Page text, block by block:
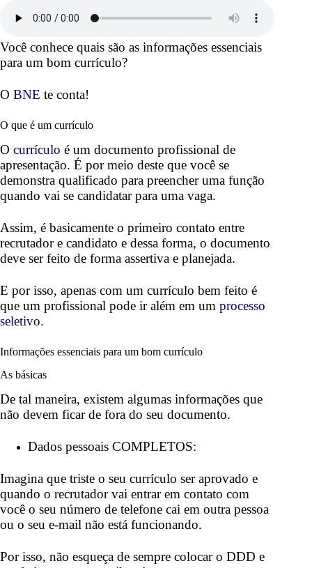
Você conhece quais são as informações essenciais
para um bom currículo?
O BNE te conta!
O que é um currículo
O currículo é um documento profissional de
apresentação. É por meio deste que você se
demonstra qualificado para preencher uma função
quando vai se candidatar para uma vaga.
Assim, é basicamente o primeiro contato entre
recrutador e candidato e dessa forma, o documento
deve ser feito de forma assertiva e planejada.
E por isso, apenas com um currículo bem feito é
que um profissional pode ir além em um processo
seletivo.
Informações essenciais para um bom currículo
As básicas
De tal maneira, existem algumas informações que
não devem ficar de fora do seu documento.
Dados pessoais COMPLETOS:
Imagina que triste o seu currículo ser aprovado e
quando o recrutador vai entrar em contato com
você o seu número de telefone cai em outra pessoa
ou o seu e-mail não está funcionando.
Por isso, não esqueça de sempre colocar o DDD e